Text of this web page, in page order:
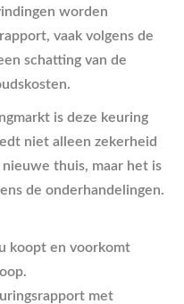
worden
vaak volgens de
schatting van de
is deze keuring
niet alleen zekerheid
thuis, maar het is
de onderhandelingen.
koopt en voorkomt
met